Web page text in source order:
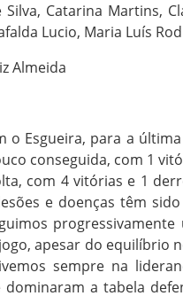
Catarina Martins,
Lucio, Maria Luís
Almeida
o Esgueira, para a
conseguida, com 1
com 4 vitórias e 1
e doenças têm
apesar do equilíbrio
sempre na
a tabela